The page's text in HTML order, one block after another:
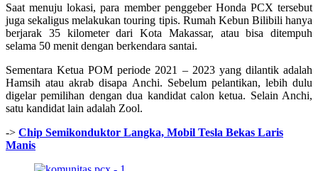
Saat menuju lokasi, para member penggeber Honda PCX tersebut
juga sekaligus melakukan touring tipis. Rumah Kebun Bilibili hanya
berjarak 35 kilometer dari Kota Makassar, atau bisa ditempuh
selama 50 menit dengan berkendara santai.
Sementara Ketua POM periode 2021 – 2023 yang dilantik adalah
Hamsih atau akrab disapa Anchi. Sebelum pelantikan, lebih dulu
digelar pemilihan dengan dua kandidat calon ketua. Selain Anchi,
satu kandidat lain adalah Zool.
-> Chip Semikonduktor Langka, Mobil Tesla Bekas Laris
Manis